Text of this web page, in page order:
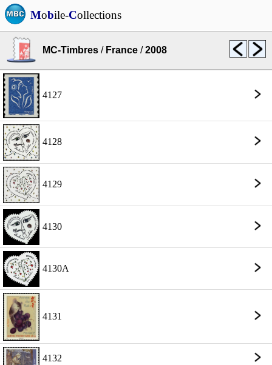
Mobile-Collections
MC-Timbres / France /2008
4127
4128
4129
4130
4130A
4131
4132